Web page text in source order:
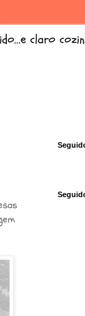
claro